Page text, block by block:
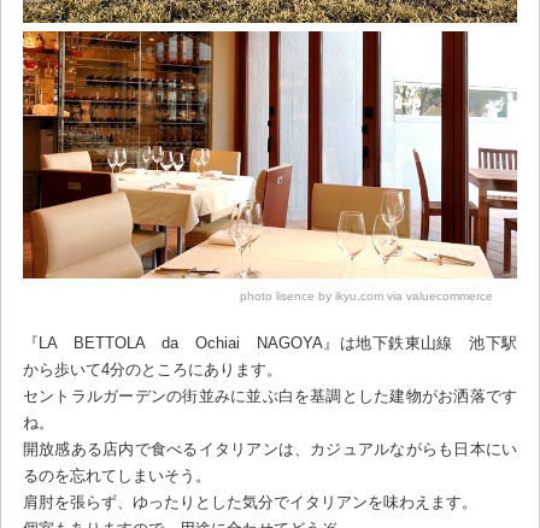
photo lisence by ikyu.com via valuecommerce
『LA BETTOLA da Ochiai NAGOYA』は地下鉄東山線 池下駅
から歩いて4分のところにあります。
セントラルガーデンの街並みに並ぶ白を基調とした建物がお洒落です
ね。
開放感ある店内で食べるイタリアンは、カジュアルながらも日本にい
るのを忘れてしまいそう。
肩肘を張らず、ゆったりとした気分でイタリアンを味わえます。